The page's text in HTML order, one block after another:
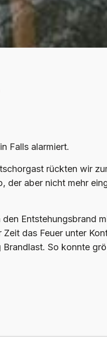
Falls alarmiert.
rückten wir
der aber nicht mehr
Entstehungsbrand
das Feuer unter
So konnte